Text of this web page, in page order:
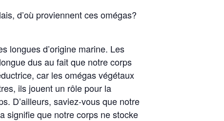
d’où proviennent ces omégas?
longues d’origine marine. Les
dus au fait que notre corps
car les omégas végétaux
ils jouent un rôle pour la
D’ailleurs, saviez-vous que notre
signifie que notre corps ne stocke